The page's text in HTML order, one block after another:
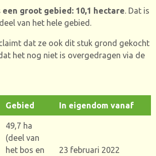
groot gebied: 10,1 hectare . Dat is
van het hele gebied.
dat ze ook dit stuk grond gekocht
het nog niet is overgedragen via de
Gebied In eigendom vanaf
49,7 ha
(deel van
het bos en
23 februari 2022